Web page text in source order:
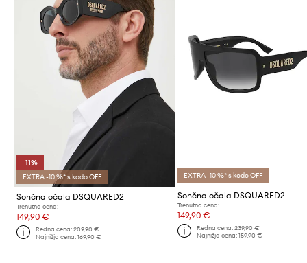
-11%
EXTRA -10 %* s kodo OFF
Sončna očala DSQUARED2
Trenutna cena:
149,90 €
Redna cena:209,90 €
Najnižja cena:169,90 €
EXTRA -10 %* s kodo OFF
Sončna očala DSQUARED2
Trenutna cena:
149,90 €
Redna cena: 239,90 €
Najnižja cena: 159,90 €